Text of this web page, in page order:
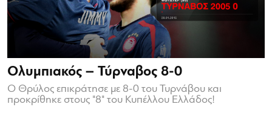
Ολυμπιακός – Τύρναβος 8-0
Ο Θρύλος επικράτησε με 8-0 του Τυρνάβου και
προκρίθηκε στους "8" του Κυπέλλου Ελλάδος!